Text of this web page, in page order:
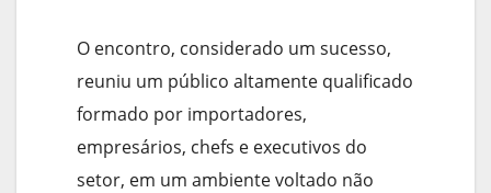
O encontro, considerado um sucesso,
reuniu um público altamente qualificado
formado por importadores,
empresários, chefs e executivos do
setor, em um ambiente voltado não